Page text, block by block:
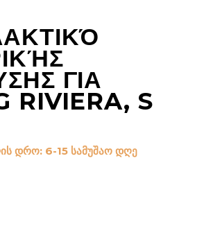
ΓΙΑ
RIVIERA, S
დრო: 6-15 სამუშაო დღე